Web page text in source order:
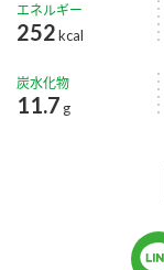
エネルギー
252kcal
炭水化物
11.7 g